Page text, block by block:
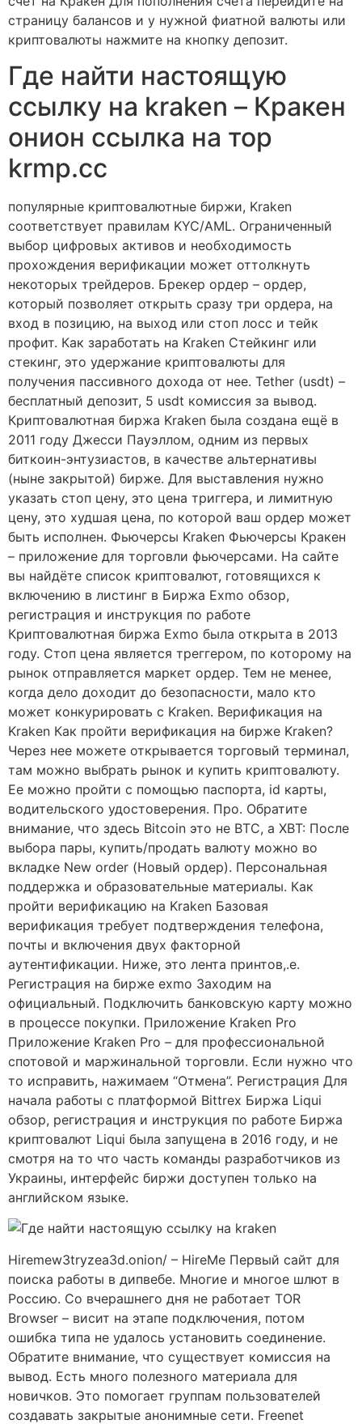
страницу балансов и у нужной фиатной валюты или
криптовалюты нажмите на кнопку депозит.
Где найти настоящую
ссылку на kraken – Кракен
онион ссылка на тор
krmp.cc
популярные криптовалютные биржи, Kraken
соответствует правилам KYC/AML. Ограниченный
выбор цифровых активов и необходимость
прохождения верификации может оттолкнуть
некоторых трейдеров. Брекер ордер – ордер,
который позволяет открыть сразу три ордера, на
вход в позицию, на выход или стоп лосс и тейк
профит. Как заработать на Kraken Стейкинг или
стекинг, это удержание криптовалюты для
получения пассивного дохода от нее. Tether (usdt) –
бесплатный депозит, 5 usdt комиссия за вывод.
Криптовалютная биржа Kraken была создана ещё в
2011 году Джесси Пауэллом, одним из первых
биткоин-энтузиастов, в качестве альтернативы
(ныне закрытой) бирже. Для выставления нужно
указать стоп цену, это цена триггера, и лимитную
цену, это худшая цена, по которой ваш ордер может
быть исполнен. Фьючерсы Kraken Фьючерсы Кракен
– приложение для торговли фьючерсами. На сайте
вы найдёте список криптовалют, готовящихся к
включению в листинг в Биржа Exmo обзор,
регистрация и инструкция по работе
Криптовалютная биржа Exmo была открыта в 2013
году. Стоп цена является треггером, по которому на
рынок отправляется маркет ордер. Тем не менее,
когда дело доходит до безопасности, мало кто
может конкурировать с Kraken. Верификация на
Kraken Как пройти верификация на бирже Kraken?
Через нее можете открывается торговый терминал,
там можно выбрать рынок и купить криптовалюту.
Ее можно пройти с помощью паспорта, id карты,
водительского удостоверения. Про. Обратите
внимание, что здесь Bitcoin это не BTC, а XBT: После
выбора пары, купить/продать валюту можно во
вкладке New order (Новый ордер). Персональная
поддержка и образовательные материалы. Как
пройти верификацию на Kraken Базовая
верификация требует подтверждения телефона,
почты и включения двух факторной
аутентификации. Ниже, это лента принтов,.е.
Регистрация на бирже exmo Заходим на
официальный. Подключить банковскую карту можно
в процессе покупки. Приложение Kraken Pro
Приложение Kraken Pro – для профессиональной
спотовой и маржинальной торговли. Если нужно что
то исправить, нажимаем “Отмена”. Регистрация Для
начала работы с платформой Bittrex Биржа Liqui
обзор, регистрация и инструкция по работе Биржа
криптовалют Liqui была запущена в 2016 году, и не
смотря на то что часть команды разработчиков из
Украины, интерфейс биржи доступен только на
английском языке.
Hiremew3tryzea3d.onion/ – HireMe Первый сайт для
поиска работы в дипвебе. Многие и многое шлют в
Россию. Со вчерашнего дня не работает TOR
Browser – висит на этапе подключения, потом
ошибка типа не удалось установить соединение.
Обратите внимание, что существует комиссия на
вывод. Есть много полезного материала для
новичков. Это помогает группам пользователей
создавать закрытые анонимные сети. Freenet